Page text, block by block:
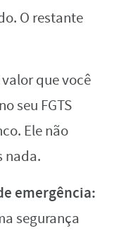
O restante
valor que você
seu FGTS
Ele não
nada.
emergência:
segurança